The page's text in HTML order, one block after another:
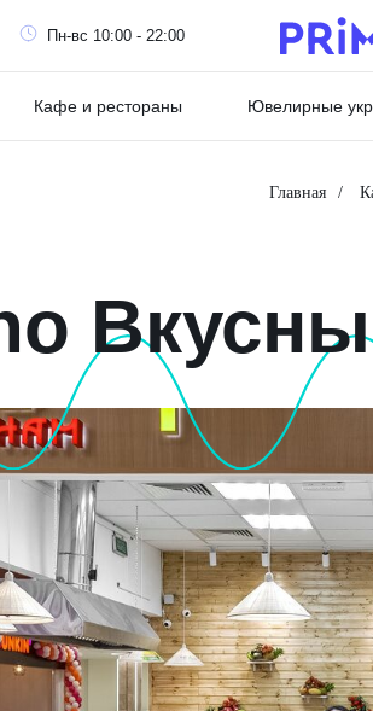
Пн-вс 10:00 - 22:00
Кафе и рестораны Ювелирные
Главная /